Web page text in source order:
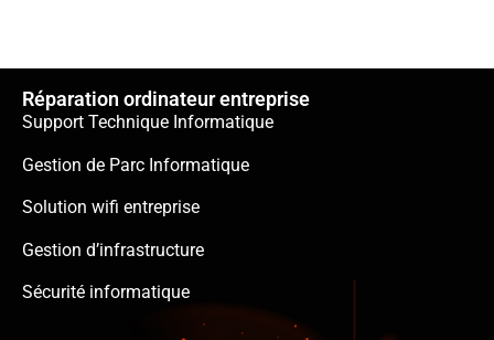
Réparation ordinateur entreprise
Support Technique Informatique
Gestion de Parc Informatique
Solution wifi entreprise
Gestion d’infrastructure
Sécurité informatique